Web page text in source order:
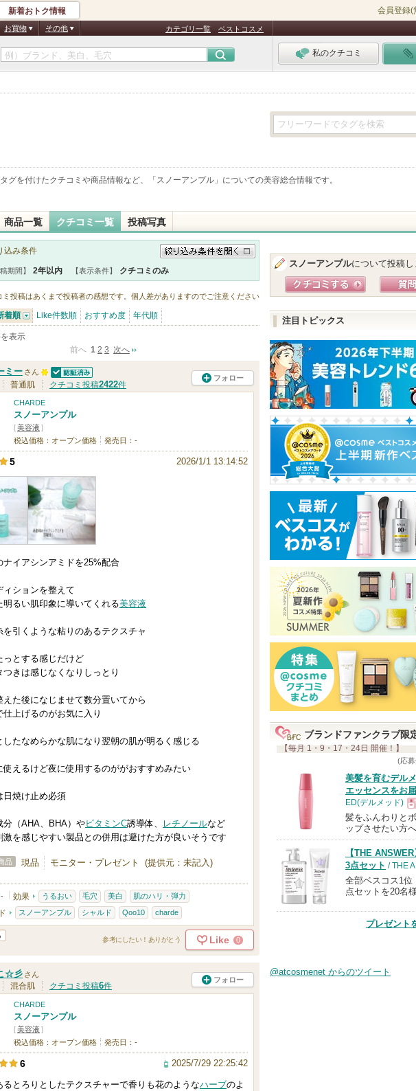
新着おトク情報 会員登録(
お買物 その他 カテゴリ一覧 ベストコスメ
私のクチコミ
タグを付けたクチコミや商品情報など、「 スノーアンプル 」についての美容総合情報です。
商品一覧 クチコミ一覧 投稿写真
込み条件
絞り込み条件を開く
期間】 2年以内 【表示条件】 クチコミのみ
投稿はあくまで投稿者の感想です。個人差がありますのでご注意ください
着順 Like件数順 おすすめ度 年代順
表示
前へ 1 2 3 次へ
ミー さん
1
0
0
人
の
メ
ン
バ
ー
お
に
入
り
録
れ
ま
認証済
普通肌 クチコミ投稿2422件
フォロー
CHARDE
スノーアンプル
[美容液]
税込価格：オープン価格
発売日：-
5 2026/1/1 13:14:52
ナイアシンアミドを25%配合
ィションを整えて
明るい肌印象に導いてくれる美容液
を引くような粘りのあるテクスチャ
っとする感じだけど
つきは感じなくなりしっとり
えた後になじませて数分置いてから
仕上げるのがお気に入り
したなめらかな肌になり翌朝の肌が明るく感じる
使えるけど夜に使用するのががおすすめみたい
日焼け止め必須
分（AHA、BHA）やビタミンC誘導体、 レチノールなど
激を感じやすい製品との併用は避けた方が良いそうです
品 現品 モニター・プレゼント (提供元：未記入)
- 効果 うるおい 毛穴 美白 肌のハリ・弾力
スノーアンプル シャルド Qoo10 charde
参考にしたい！ありがとう Like 0
☆彡 さん
混合肌 クチコミ投稿6件
フォロー
CHARDE
スノーアンプル
[美容液]
税込価格：オープン価格
発売日：-
6 2025/7/29 22:25:42
るとろりとしたテクスチャーで香りも花のようなハーブのよ
スノーアンプルについて投稿し
注目トピックス
ブランドファンクラブ限
【毎月 1・9・17・24日 開催！】
(応
美髪を育むデル
エッセンスをお届
ED(デルメッド)
現
品
髪をふんわりと
ップさせたい方へ
【THE
3点セット / THE
全部ベスコス1位
点セットを20名
プレゼント
@atcosmenet からのツイート